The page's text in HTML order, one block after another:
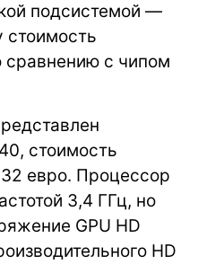
подсистемой —
стоимость
с чипом
стоимость
евро. Процессор
3,4 ГГц, но
GPU HD
HD